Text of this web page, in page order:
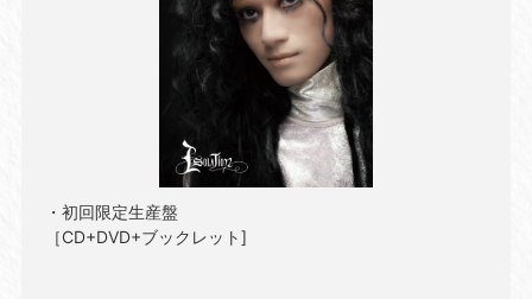
・初回限定生産盤
［CD+DVD+ブックレット]